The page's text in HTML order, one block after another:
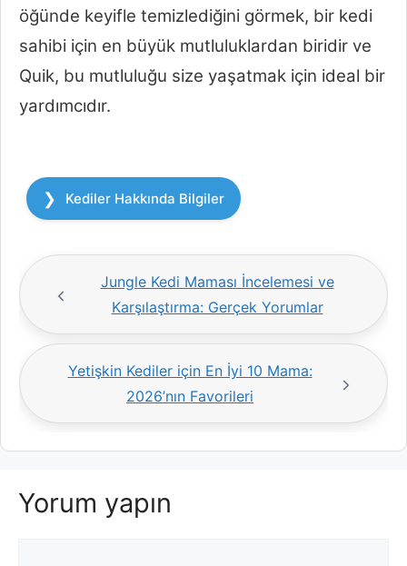
öğünde keyifle temizlediğini görmek, bir kedi
sahibi için en büyük mutluluklardan biridir ve
Quik, bu mutluluğu size yaşatmak için ideal bir
yardımcıdır.
Kategoriler
Kediler Hakkında Bilgiler
Jungle Kedi Maması İncelemesi ve
Karşılaştırma: Gerçek Yorumlar
Yetişkin Kediler için En İyi 10 Mama:
2026’nın Favorileri
Yorum yapın